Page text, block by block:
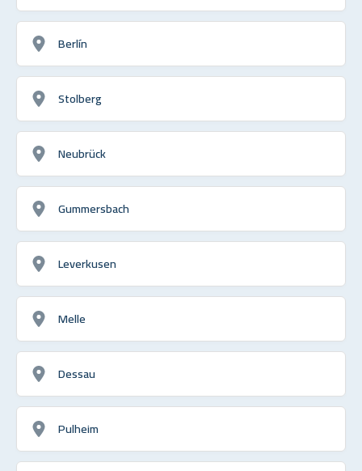
Berlín
Stolberg
Neubrück
Gummersbach
Leverkusen
Melle
Dessau
Pulheim